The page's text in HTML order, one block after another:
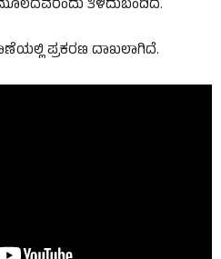
ತಿಳಿದುಬಂದಿದೆ.
ಪ್ರಕರಣ ದಾಖಲಾಗಿದೆ.